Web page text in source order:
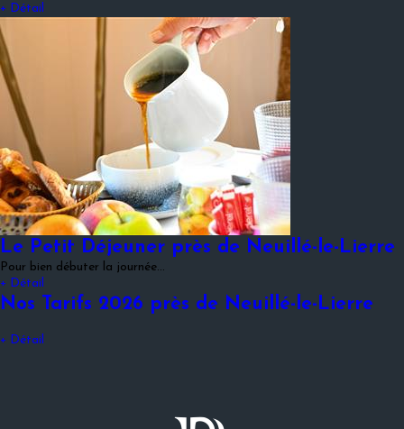
+ Détail
Le Petit Déjeuner près de Neuillé-le-Lierre
Pour bien débuter la journée...
+ Détail
Nos Tarifs 2026 près de Neuillé-le-Lierre
+ Détail